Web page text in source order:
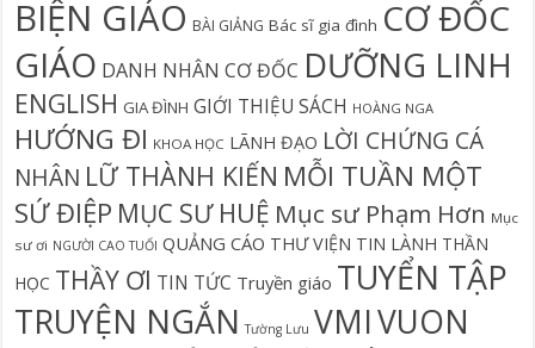
BIỆN GIÁO BÀI GIẢNG Bác sĩ gia đình CƠ ĐỐC
GIÁO DANH NHÂN CƠ ĐỐC DƯỠNG LINH
ENGLISH GIA ĐÌNH GIỚI THIỆU SÁCH HOÀNG NGA
HƯỚNG ĐI KHOA HỌC LÃNH ĐẠO LỜI CHỨNG CÁ
NHÂN LỮ THÀNH KIẾN MỖI TUẦN MỘT
SỨ ĐIỆP MỤC SƯ HUỆ Mục sư Phạm Hơn Mục
sư ơi NGƯỜI CAO TUỔI QUẢNG CÁO THƯ VIỆN TIN LÀNH THẦN
HỌC THẦY ƠI TIN TỨC Truyền giáo TUYỂN TẬP
TRUYỆN NGẮN Tường Lưu VMIVUON